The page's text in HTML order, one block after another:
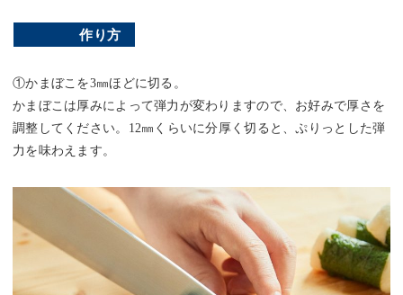
作り方
①かまぼこを3㎜ほどに切る。
かまぼこは厚みによって弾力が変わりますので、お好みで厚さを
調整してください。12㎜くらいに分厚く切ると、ぷりっとした弾
力を味わえます。